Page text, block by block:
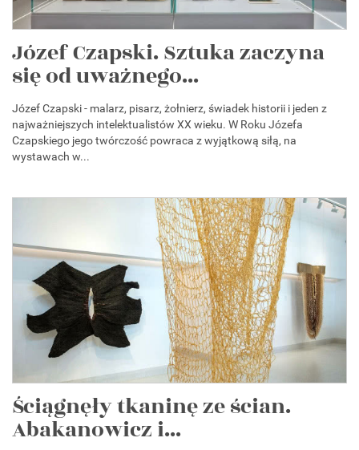
Józef Czapski. Sztuka zaczyna
się od uważnego...
Józef Czapski - malarz, pisarz, żołnierz, świadek historii i jeden z
najważniejszych intelektualistów XX wieku. W Roku Józefa
Czapskiego jego twórczość powraca z wyjątkową siłą, na
wystawach w...
Ściągnęły tkaninę ze ścian.
Abakanowicz i...